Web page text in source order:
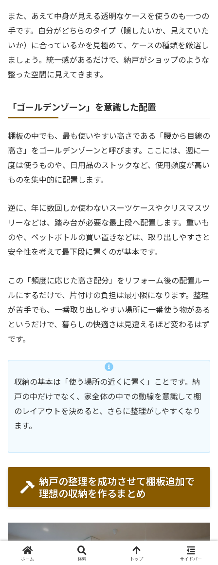
また、あえて中身が見える透明なケースを使うのも一つの
手です。自分がどちらのタイプ（隠したいか、見えていた
いか）に合っているかを見極めて、ケースの種類を厳選し
ましょう。統一感があるだけで、納戸がショップのような
整った空間に見えてきます。
「ゴールデンゾーン」を意識した配置
棚板の中でも、最も使いやすい高さである「腰から目線の
高さ」をゴールデンゾーンと呼びます。ここには、週に一
度は使うものや、日用品のストックなど、使用頻度が高い
ものを集中的に配置します。
逆に、年に数回しか使わないスーツケースやクリスマスツ
リーなどは、踏み台が必要な最上段へ配置します。重いも
のや、ペットボトルの買い置きなどは、取り出しやすさと
安全性を考えて最下段に置くのが基本です。
この「頻度に応じた高さ配分」をリフォーム後の配置ルー
ルにするだけで、片付けの負担は最小限になります。整理
が苦手でも、一番取り出しやすい場所に一番使う物がある
というだけで、暮らしの快適さは見違えるほど変わるはず
です。
収納の基本は「使う場所の近くに置く」ことです。納
戸の中だけでなく、家全体の中での動線を意識して棚
のレイアウトを決めると、さらに整理がしやすくなり
ます。
納戸の整理を成功させて棚板追加で
理想の収納を作るまとめ
ホーム 検索 トップ サイドバー